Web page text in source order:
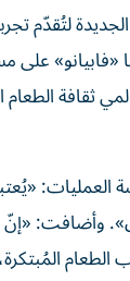
لتُقدّم
على
ثقافة الطعام
العمليات:
وأضافت: «إنّ
الطعام